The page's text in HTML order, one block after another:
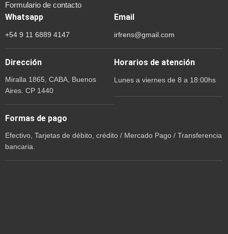
Formulario de contacto
Whatsapp
+54 9 11 6889 4147
Email
irfrens@gmail.com
Dirección
Miralla 1865, CABA, Buenos
Aires. CP 1440
Horarios de atención
Lunes a viernes de 8 a 18:00hs
Formas de pago
Efectivo, Tarjetas de débito, crédito / Mercado Pago / Transferencia
bancaria.